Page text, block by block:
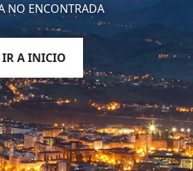
NO ENCONTRADA
IR A INICIO